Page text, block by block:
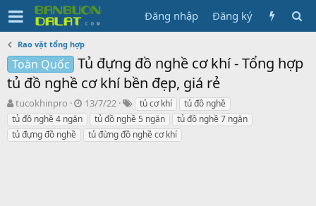
Đăng nhập Đăng ký
Rao vặt tổng hợp
Toàn Quốc Tủ đựng đồ nghề cơ khí - Tổng hợp
tủ đồ nghề cơ khí bền đẹp, giá rẻ
N
g
ư
ờ
tucokhinpro
N
g
à
y
13/7/22
T
ừ
k
h
tủ cơ khí
tủ đồ nghề
tủ đồ nghề 4 ngăn
tủ đồ nghề 5 ngăn
tủ đồ nghề 7 ngăn
tủ đựng đồ nghề
tủ đừng đồ nghề cơ khí